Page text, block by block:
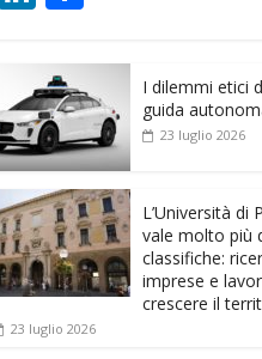
e
b
o
o
k
er
A
p
n
g
k
e
dI
n
n
di
vi
di
I dilemmi etici
guida
23 luglio 2026
L’Università di
vale molto più
classifiche:
imprese e
crescere il
23 luglio 2026